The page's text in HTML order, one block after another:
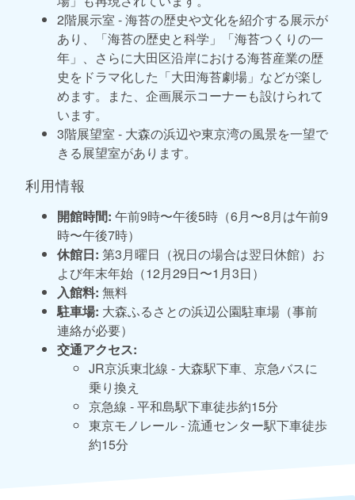
2階展示室 - 海苔の歴史や文化を紹介する展示が
あり、「海苔の歴史と科学」「海苔つくりの一
年」、さらに大田区沿岸における海苔産業の歴
史をドラマ化した「大田海苔劇場」などが楽し
めます。また、企画展示コーナーも設けられて
います。
3階展望室 - 大森の浜辺や東京湾の風景を一望で
きる展望室があります。
利用情報
開館時間: 午前9時〜午後5時（6月〜8月は午前9
時〜午後7時）
休館日: 第3月曜日（祝日の場合は翌日休館）お
よび年末年始（12月29日〜1月3日）
入館料: 無料
駐車場: 大森ふるさとの浜辺公園駐車場（事前
連絡が必要）
交通アクセス:
JR京浜東北線 - 大森駅下車、京急バスに
乗り換え
京急線 - 平和島駅下車徒歩約15分
東京モノレール - 流通センター駅下車徒歩
約15分